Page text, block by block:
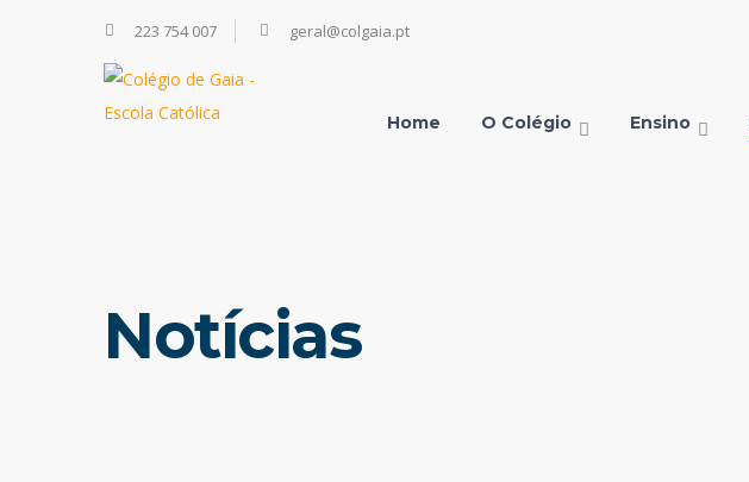
223 754 007 geral@colgaia.pt
Home O Colégio Ensino
Notícias